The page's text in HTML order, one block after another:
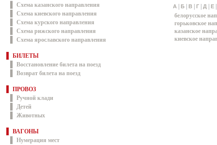
Схема казанского направления
Схема киевского направления
Схема курского направления
Схема рижского направления
Схема ярославского направления
БИЛЕТЫ
Восстановление билета на поезд
Возврат билета на поезд
ПРОВОЗ
Ручной клади
Детей
Животных
ВАГОНЫ
Нумерация мест
А Б В Г Д Е
белорусское
горьковское
казанское
киевское